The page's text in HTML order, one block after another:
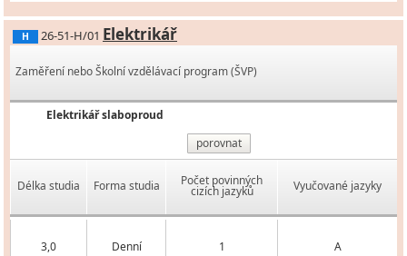
H 26-51-H/01 Elektrikář
Zaměření nebo Školní vzdělávací program (ŠVP)
Elektrikář slaboproud
porovnat
Délka studia Forma studia Počet povinných
cizích jazyků Vyučované jazyky
3,0 Denní 1 A